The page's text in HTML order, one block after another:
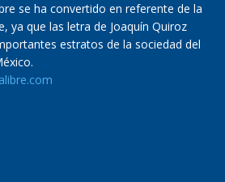
se ha convertido en referente de la
ya que las letra de Joaquín Quiroz
estratos de la sociedad del